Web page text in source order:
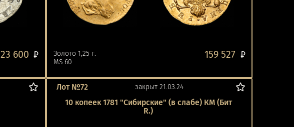
23 600 ₽
Золото 1,25 г.
MS 60
159 527 ₽
Лот №72 закрыт 21.03.24
10 копеек 1781 "Сибирские" (в слабе) КМ (Бит
R.)